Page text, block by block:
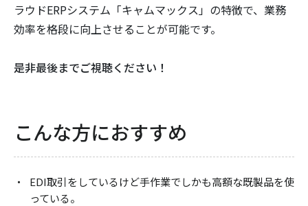
ラウドERPシステム「キャムマックス」の特徴で、業務
効率を格段に向上させることが可能です。
是⾮最後までご視聴ください！
こんな方におすすめ
EDI取引をしているけど⼿作業でしかも⾼額な既製品を使
っている。